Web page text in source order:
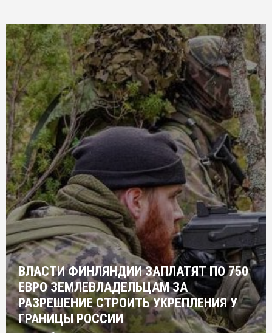
ВЛАСТИ ФИНЛЯНДИИ ЗАПЛАТЯТ ПО 750
ЕВРО ЗЕМЛЕВЛАДЕЛЬЦАМ ЗА
РАЗРЕШЕНИЕ СТРОИТЬ УКРЕПЛЕНИЯ У
ГРАНИЦЫ РОССИИ